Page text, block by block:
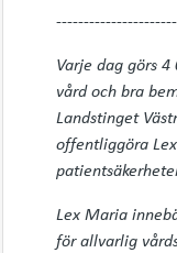
Varje dag görs
vård och bra
Landstinget
offentliggöra
Lex Maria
för allvarlig